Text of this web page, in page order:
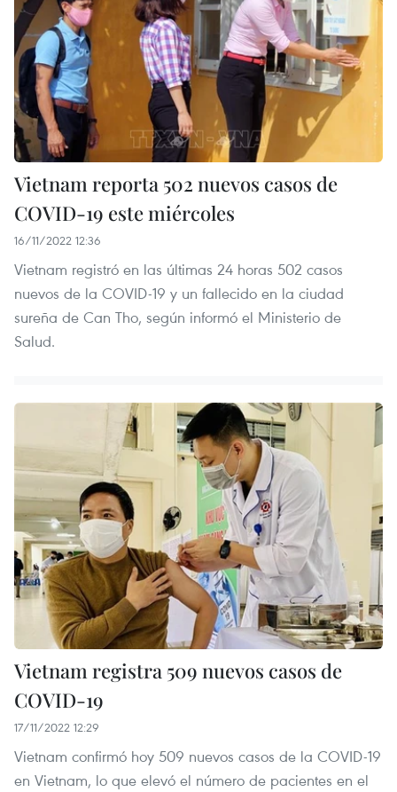
Vietnam reporta 502 nuevos casos de
COVID-19 este miércoles
16/11/2022 12:36
Vietnam registró en las últimas 24 horas 502 casos
nuevos de la COVID-19 y un fallecido en la ciudad
sureña de Can Tho, según informó el Ministerio de
Salud.
Vietnam registra 509 nuevos casos de
COVID-19
17/11/2022 12:29
Vietnam confirmó hoy 509 nuevos casos de la COVID-19
en Vietnam, lo que elevó el número de pacientes en el